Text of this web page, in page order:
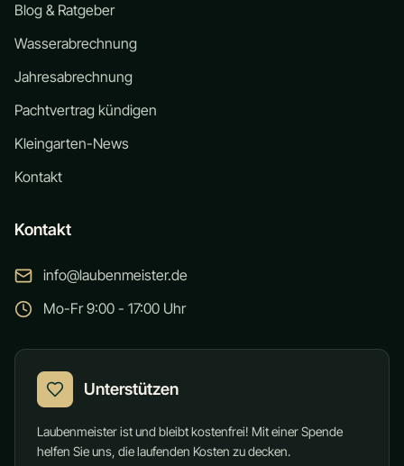
Blog & Ratgeber
Wasserabrechnung
Jahresabrechnung
Pachtvertrag kündigen
Kleingarten-News
Kontakt
Kontakt
info@laubenmeister.de
Mo-Fr 9:00 - 17:00 Uhr
Unterstützen
Laubenmeister ist und bleibt kostenfrei! Mit einer Spende
helfen Sie uns, die laufenden Kosten zu decken.